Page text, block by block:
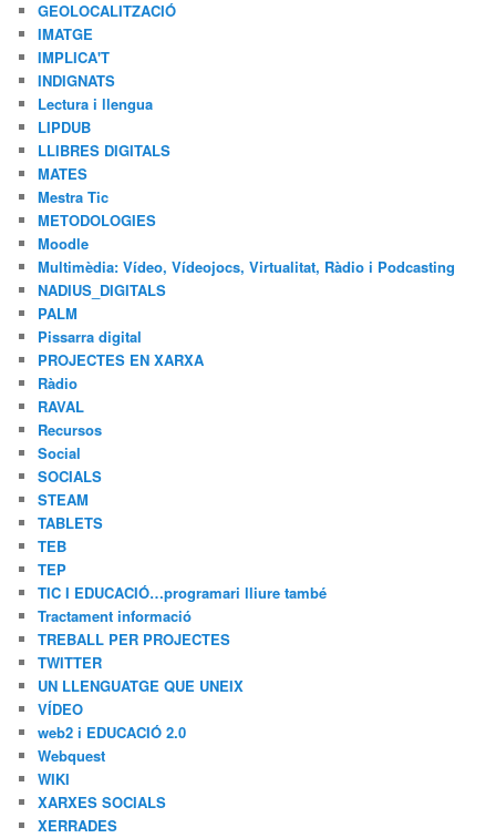
GEOLOCALITZACIÓ
IMATGE
IMPLICA'T
INDIGNATS
Lectura i llengua
LIPDUB
LLIBRES DIGITALS
MATES
Mestra Tic
METODOLOGIES
Moodle
Multimèdia: Vídeo, Vídeojocs, Virtualitat, Ràdio i Podcasting
NADIUS_DIGITALS
PALM
Pissarra digital
PROJECTES EN XARXA
Ràdio
RAVAL
Recursos
Social
SOCIALS
STEAM
TABLETS
TEB
TEP
TIC I EDUCACIÓ…programari lliure també
Tractament informació
TREBALL PER PROJECTES
TWITTER
UN LLENGUATGE QUE UNEIX
VÍDEO
web2 i EDUCACIÓ 2.0
Webquest
WIKI
XARXES SOCIALS
XERRADES